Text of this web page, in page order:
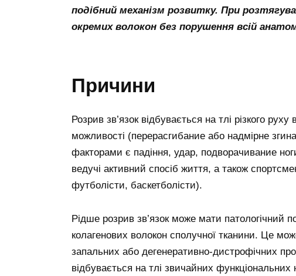
подібний механізм розвитку. При
окремих волокон без порушення всій
Причини
Розрив зв’язок відбувається на тлі різкого
можливості (перерасгибание або надмірне
факторами є падіння, удар, подворачивание
ведучі активний спосіб життя, а також
футболісти, баскетболісти).
Рідше розрив зв’язок може мати патологічний
колагенових волокон сполучної тканини. Це
запальних або дегенеративно-дистрофічних
відбувається на тлі звичайних